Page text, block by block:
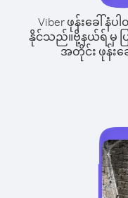
Viber ဖုန်းခေါ်နံ
နိုင်သည်။ဗို့နယ်ရ် မှ
အတိုင်း ဖုန်းခေ